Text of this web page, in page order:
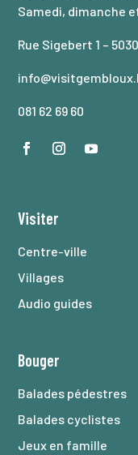
Samedi, dimanche
Rue Sigebert 1 –
081 62 69 60
Visiter
Centre-ville
Villages
Audio guides
Bouger
Balades pédestres
Balades cyclistes
Jeux en famille